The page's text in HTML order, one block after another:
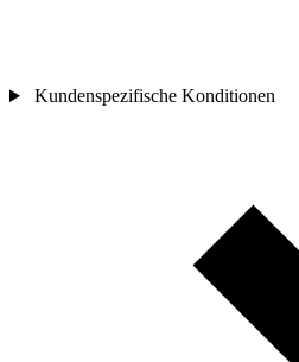
Kundenspezifische Konditionen